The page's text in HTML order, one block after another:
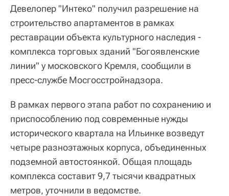
Девелопер "Интеко" получил разрешение на
строительство апартаментов в рамках
реставрации объекта культурного наследия -
комплекса торговых зданий "Богоявленские
линии" у московского Кремля, сообщили в
пресс-службе Мосгосстройнадзора.
В рамках первого этапа работ по сохранению и
приспособлению под современные нужды
исторического квартала на Ильинке возведут
четыре разноэтажных корпуса, объединенных
подземной автостоянкой. Общая площадь
комплекса составит 9,7 тысячи квадратных
метров, уточнили в ведомстве.